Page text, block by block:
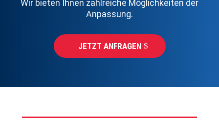
Wir bieten Ihnen zahlreiche Möglichkeiten der
Anpassung.
JETZT ANFRAGEN